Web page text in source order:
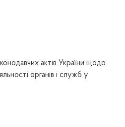
актів України щодо
органів і служб у